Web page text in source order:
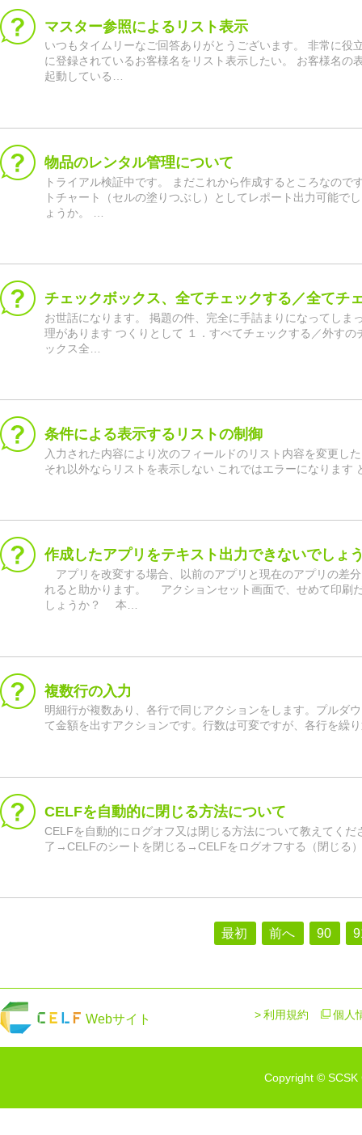
マスター参照によるリスト表示
いつもタイムリーなご回答ありがとうございます。 非常に
に登録されているお客様名をリスト表示したい。 お客様名
起動している…
物品のレンタル管理について
トライアル検証中です。 まだこれから作成するところなの
トチャート（セルの塗りつぶし）としてレポート出力可能で
ょうか。 …
チェックボックス、全てチェックする／全てチ
お世話になります。 掲題の件、完全に手詰まりになってし
理があります つくりとして １．すべてチェックする／外す
ックス全…
条件による表示するリストの制御
入力された内容により次のフィールドのリスト内容を変更し
それ以外ならリストを表示しない これではエラーになります
作成したアプリをテキスト出力できないでしょ
アプリを改変する場合、以前のアプリと現在のアプリの差
れると助かります。 アクションセット画面で、せめて印刷
しょうか？ 本…
複数行の入力
明細行が複数あり、各行で同じアクションをします。プルダ
て金額を出すアクションです。行数は可変ですが、各行を繰
CELFを自動的に閉じる方法について
CELFを自動的にログオフ又は閉じる方法について教えて
了→CELFのシートを閉じる→CELFをログオフする（閉じ
最初 前へ 90
Webサイト 個人
利用規約
Copyright ©